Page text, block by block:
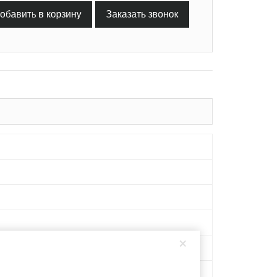
×
в корзину Заказать звонок
AISI 316L, 08Х13